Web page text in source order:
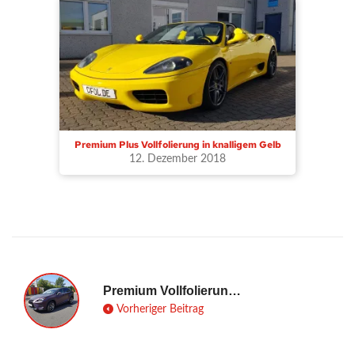
Premium Plus Vollfolierung in knalligem Gelb
12. Dezember 2018
Premium Vollfolierung Lexus NX300h
Vorheriger Beitrag